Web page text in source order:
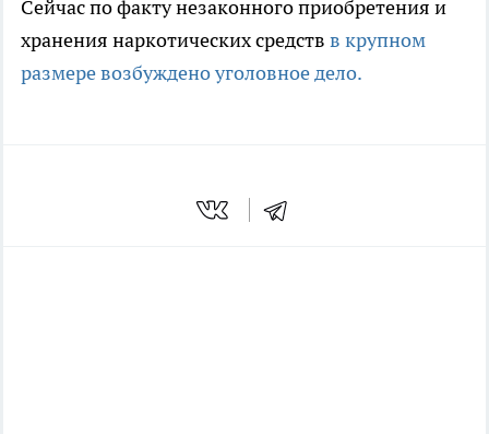
Сейчас по факту незаконного приобретения и
хранения наркотических средств в крупном
размере возбуждено уголовное дело.